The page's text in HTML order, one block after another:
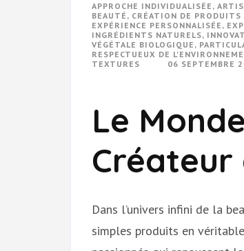
APPROCHE INDIVIDUALISÉE ,
BEAUTÉ , CRÉATION DE PRODUITS
EXPÉRIENCE PERSONNALISÉE ,
INGRÉDIENTS NATURELS,
VÉGÉTALE BIOLOGIQUE ,
RESPECTUEUX DE
TEXTURES
06 SEPTEMBRE
Le
Créateur
Dans l’univers infini de la
simples produits en